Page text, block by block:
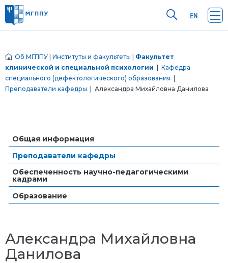
Об МГППУ Институты и факультеты
Факультет
клинической и специальной психологии
Кафедра
специального (дефектологического) образования
Преподаватели кафедры | Александра Михайловна Данилова
Общая информация
Преподаватели кафедры
Обеспеченность научно-педагогическими
кадрами
Образование
Александра Михайловна
Данилова